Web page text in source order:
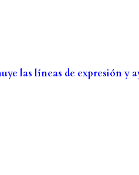
las líneas de expresión y